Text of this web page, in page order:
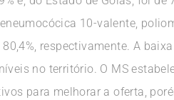
10-valente,
respectivamente. A
no território. O MS
para melhorar a oferta,